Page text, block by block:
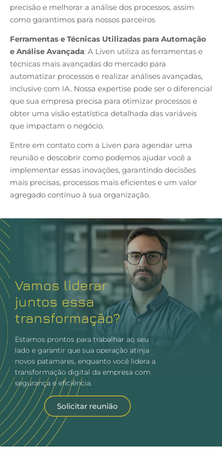
precisão e melhorar a análise dos processos, assim
como garantimos para nossos parceiros
Ferramentas e Técnicas Utilizadas para Automação
e Análise Avançada: A Liven utiliza as ferramentas e
técnicas mais avançadas do mercado para
automatizar processos e realizar análises avançadas,
inclusive com IA. Nossa expertise pode ser o diferencial
que sua empresa precisa para otimizar processos e
obter uma visão estatística detalhada das variáveis
que impactam o negócio.
Entre em contato com a Liven para agendar uma
reunião e descobrir como podemos ajudar você a
implementar essas inovações, garantindo decisões
mais precisas, processos mais eficientes e um valor
agregado contínuo à sua organização.
Vamos liderar
juntos essa
transformação?
Estamos prontos para trabalhar ao seu
lado e garantir que sua operação atinja
novos patamares, enquanto você lidera a
transformação digital da empresa com
segurança e eficiência.
Solicitar reunião